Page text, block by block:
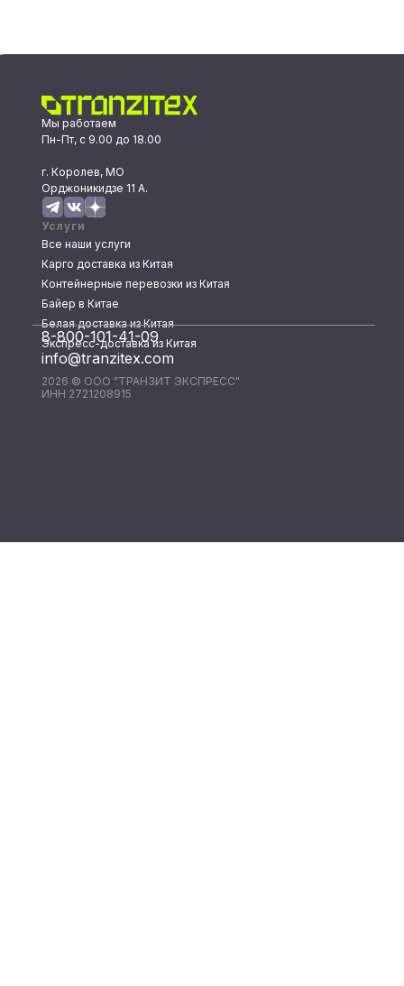
Мы работаем
Пн-Пт, с 9.00 до 18.00
г. Королев, МО
Орджоникидзе 11 А.
Услуги
Все наши услуги
Карго доставка из Китая
Контейнерные перевозки из Китая
Байер в Китае
Белая доставка из Китая
Экспресс-доставка из Китая
8-800-101-41-09
info@tranzitex.com
2026 © ООО "ТРАНЗИТ ЭКСПРЕСС"
ИНН 2721208915